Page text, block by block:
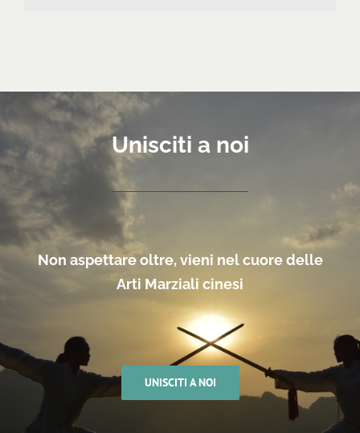
Unisciti a noi
Non aspettare oltre, vieni nel cuore delle
Arti Marziali cinesi
UNISCITI A NOI